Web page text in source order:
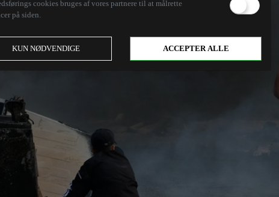
cookies bruges af vores partnere til at målrette
på siden.
KUN NØDVENDIGE ACCEPTER ALLE